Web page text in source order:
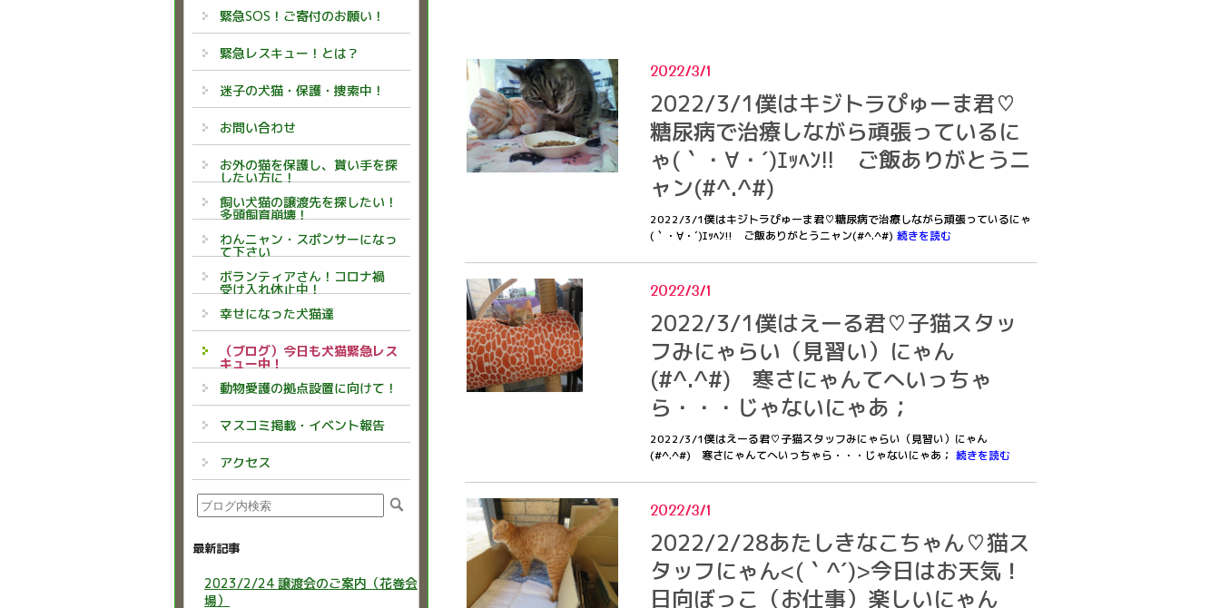
2022/3/1
2022/3/1僕はキジトラぴゅーま君♡
糖尿病で治療しながら頑張っているに
ゃ(｀・∀・´)ｴｯﾍﾝ!! ご飯ありがとうニ
ャン(#^.^#)
2022/3/1僕はキジトラぴゅーま君♡糖尿病で治療しながら頑張っているにゃ
(｀・∀・´)ｴｯﾍﾝ!! ご飯ありがとうニャン(#^.^#) 続きを読む
2022/3/1
2022/3/1僕はえーる君♡子猫スタッ
フみにゃらい（見習い）にゃん
(#^.^#) 寒さにゃんてへいっちゃ
ら・・・じゃないにゃあ；
2022/3/1僕はえーる君♡子猫スタッフみにゃらい（見習い）にゃん
(#^.^#) 寒さにゃんてへいっちゃら・・・じゃないにゃあ； 続きを読む
2022/3/1
2022/2/28あたしきなこちゃん♡猫ス
タッフにゃん<(｀^´)>今日はお天気！
日向ぼっこ（お仕事）楽しいにゃん
緊急SOS！ご寄付のお願い！
緊急レスキュー！とは？
迷子の犬猫・保護・捜索中！
お問い合わせ
お外の猫を保護し、貰い手を探
したい方に！
飼い犬猫の譲渡先を探したい！
多頭飼育崩壊！
わんニャン・スポンサーになっ
て下さい
ボランティアさん！コロナ禍
受け入れ休止中！
幸せになった犬猫達
（ブログ）今日も犬猫緊急レス
キュー中！
動物愛護の拠点設置に向けて！
マスコミ掲載・イベント報告
アクセス
最新記事
2023/2/24 譲渡会のご案内（花巻会
場）